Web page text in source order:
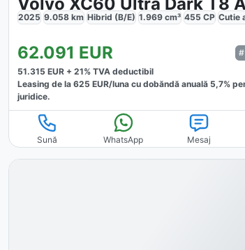
2025 9.058 km Hibrid (B/E) 1.969 cm³ 455 CP Cutie
62.091 EUR
51.315 EUR +21% TVA deductibil
Leasing de la625 EUR/luna cu dobăndă anuală 5,7%
juridice.
Sună WhatsApp Mesaj